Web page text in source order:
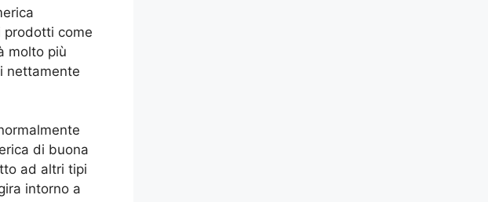
prodotti come
molto più
nettamente
di buona
ad altri tipi
intorno a